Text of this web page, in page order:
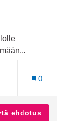
0
ehdotus